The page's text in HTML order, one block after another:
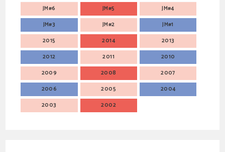
JM#6
JM#5
JM#4
JM#3
JM#2
JM#1
2015
2014
2013
2012
2011
2010
2009
2008
2007
2006
2005
2004
2003
2002